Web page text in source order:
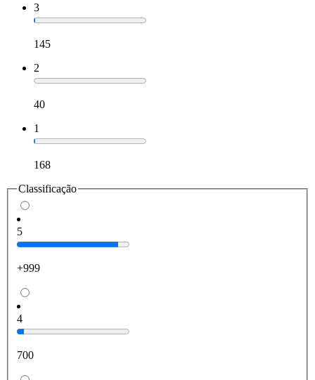
3
145
2
40
1
168
Classificação
5
+999
4
700